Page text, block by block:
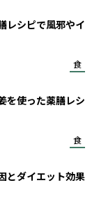
レシピで風邪やイ
食
を使った薬膳レシ
食
とダイエット効果